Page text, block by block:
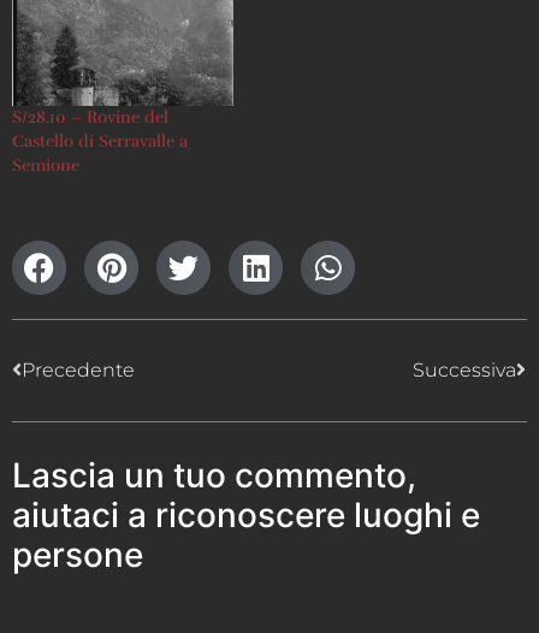
S/28.10 – Rovine del
Castello di Serravalle a
Semione
Precedente Successiva
Lascia un tuo commento,
aiutaci a riconoscere luoghi e
persone